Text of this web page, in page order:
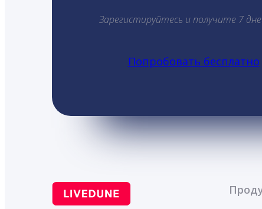
Зарегистируйтесь и получите 7
Попробовать бесплатно